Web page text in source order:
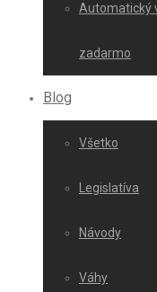
Automatický
zadarmo
Blog
Všetko
Legislatíva
Návody
Váhy